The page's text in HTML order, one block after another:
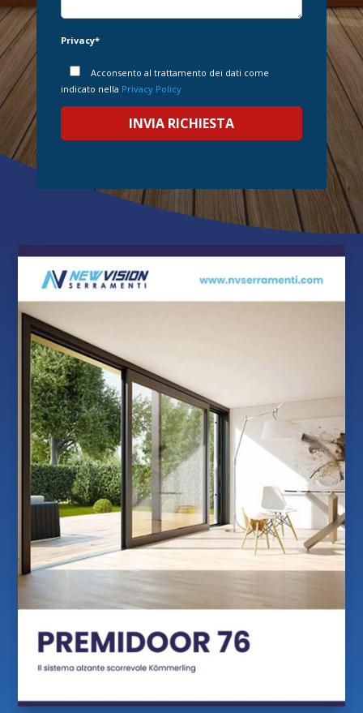
Privacy*
Acconsento al trattamento dei dati come
indicato nella Privacy Policy